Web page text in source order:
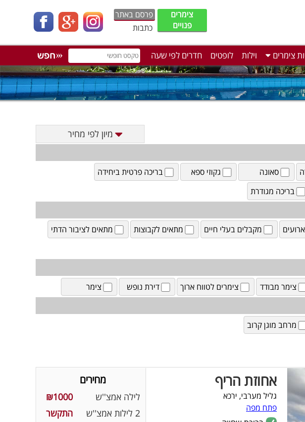
צימרים
פנויים
פרסם באתר
כתבות
צימרים וילות לופטים חדרים לפי שעה
מיון לפי מחיר
סאונה גקוזי ספא
בריכה פרטית ביחידה
בריכה מגודרת
מקבלים בעלי חיים מתאים לקבוצות
מתאים לציבור הדתי
צימר מבודד צימרים לטווח ארוך דירת נופש
צימר
מרחב מוגן קרוב
אחוזת הריף
גליל מערבי, ירכא
פתח מפה
מחירים
לילה אמצ''ש
₪1000
2 לילות אמצ''ש
התקשר